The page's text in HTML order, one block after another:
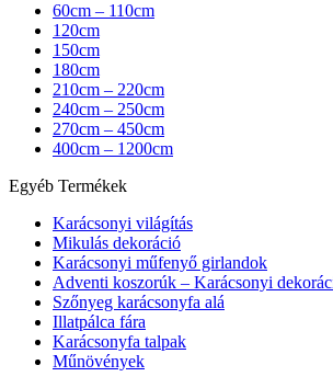
60cm – 110cm
120cm
150cm
180cm
210cm – 220cm
240cm – 250cm
270cm – 450cm
400cm – 1200cm
Egyéb Termékek
Karácsonyi világítás
Mikulás dekoráció
Karácsonyi műfenyő girlandok
Adventi koszorúk – Karácsonyi
Szőnyeg karácsonyfa alá
Illatpálca fára
Karácsonyfa talpak
Műnövények